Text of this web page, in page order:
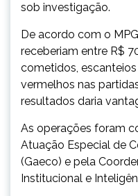
sob investigação.
De acordo com o
receberiam entre R$
cometidos,
vermelhos nas
resultados daria
As operações foram
Atuação Especial de
(Gaeco) e pela
Institucional e